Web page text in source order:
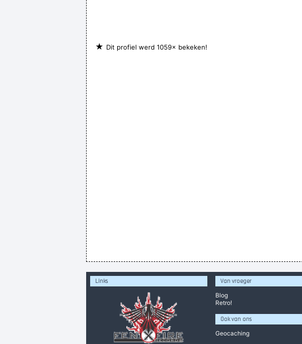
★ Dit profiel werd 1059× bekeken!
Links
Van vroeger
Blog
Retro!
Ook van ons
Geocaching